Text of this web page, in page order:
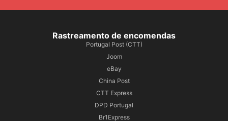
Rastreamento de encomendas
Portugal Post (CTT)
Joom
eBay
China Post
CTT Express
DPD Portugal
Br1Express